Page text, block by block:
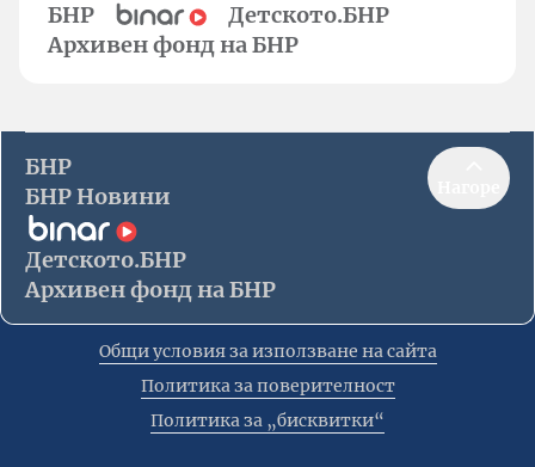
БНР
Детското.БНР
Архивен фонд на БНР
БНР
БНР Новини
Детското.БНР
Архивен фонд на БНР
Общи условия за използване на сайта
Политика за поверителност
Политика за „бисквитки“